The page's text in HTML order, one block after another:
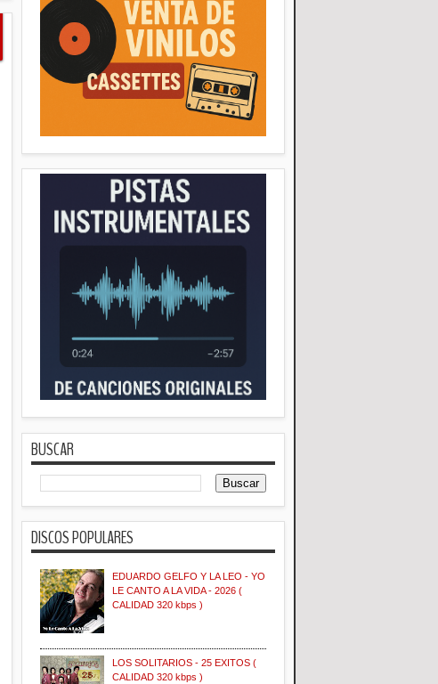
BUSCAR
DISCOS POPULARES
EDUARDO GELFO Y LA LEO - YO
LE CANTO A LA VIDA - 2026 (
CALIDAD 320 kbps )
LOS SOLITARIOS - 25 EXITOS (
CALIDAD 320 kbps )